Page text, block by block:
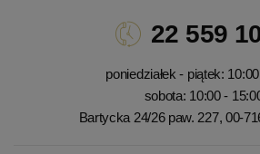
22 559
poniedziałek - piątek:
sobota: 10:00 -
Bartycka 24/26 paw. 227, 00-